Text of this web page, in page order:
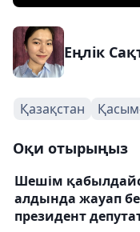
Еңлік
Қазақстан
Оқи отырыңыз
Шешім
алдында жауап
президент